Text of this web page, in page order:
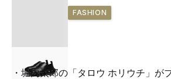
FASHION
堀内太郎の「タロウ ホリウチ」が